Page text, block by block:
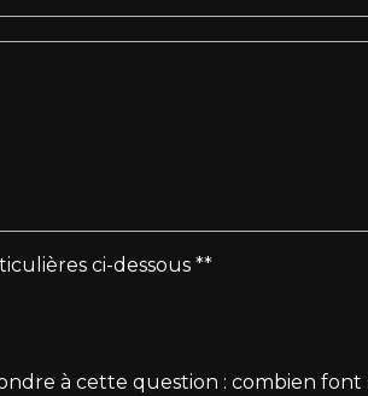
ci-dessous **
à cette question : combien font